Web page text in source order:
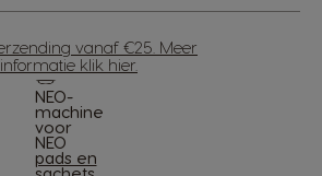
NEO-
machine
voor
NEO
pads en
vanaf €25. Meer
informatie klik hier